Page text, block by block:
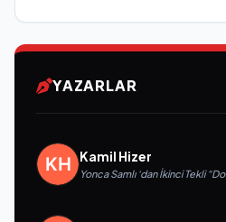
YAZARLAR
Kamil Hizer
Yonca Samlı ‘dan İkinci Tekli